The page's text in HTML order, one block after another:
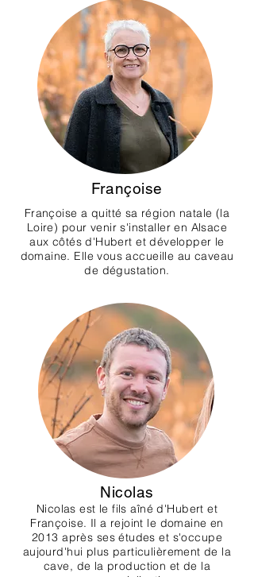
Françoise
Françoise a quitté sa région natale (la
Loire) pour venir s'installer en Alsace
aux côtés d'Hubert et développer le
domaine. Elle vous accueille au caveau
de dégustation.
Nicolas
Nicolas est le fils aîné d'Hubert et
Françoise. Il a rejoint le domaine en
2013 après ses études et s'occupe
aujourd'hui plus particulièrement de la
cave, de la production et de la